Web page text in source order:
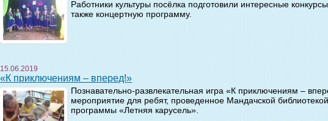
Работники культуры посёлка подготовили интересные
также концертную программу.
15.06.2019
«К приключениям – вперед!»
Познавательно-развлекательная игра «К приключениям –
мероприятие для ребят, проведенное Мандачской
программы «Летняя карусель».